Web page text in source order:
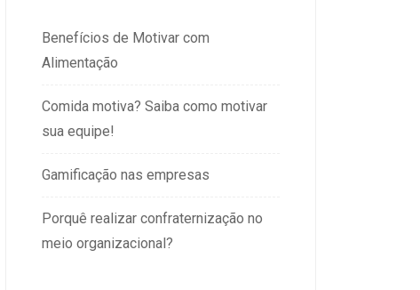
Benefícios de Motivar com
Alimentação
Comida motiva? Saiba como motivar
sua equipe!
Gamificação nas empresas
Porquê realizar confraternização no
meio organizacional?